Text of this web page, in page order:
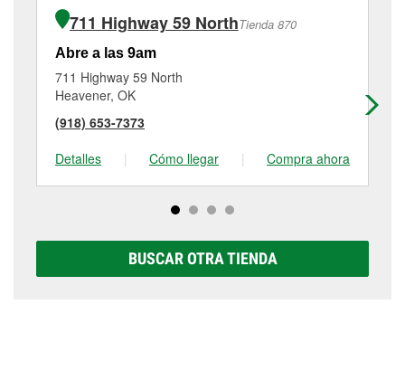
711 Highway 59 NorthTienda 870
Abre a las 9am
711 Highway 59 North
Heavener, OK
(918) 653-7373
Detalles
| Cómo llegar | Compra ahora
BUSCAR OTRA TIENDA